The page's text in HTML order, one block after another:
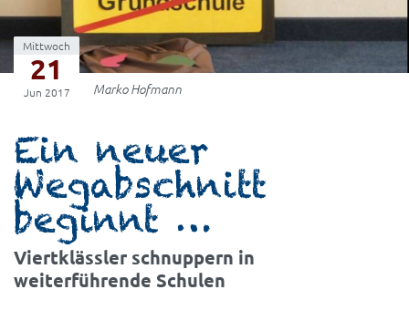
Mittwoch
21
Jun 2017 Marko Hofmann
Ein neuer
Wegabschnitt
beginnt …
Viertklässler schnuppern in
weiterführende Schulen